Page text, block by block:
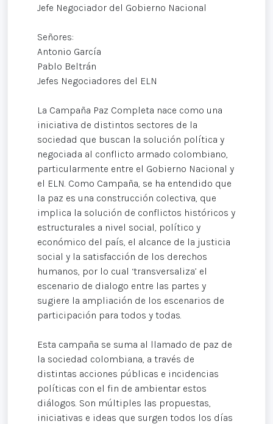
Jefe Negociador del Gobierno Nacional
Señores:
Antonio García
Pablo Beltrán
Jefes Negociadores del ELN
La Campaña Paz Completa nace como una
iniciativa de distintos sectores de la
sociedad que buscan la solución política y
negociada al conflicto armado colombiano,
particularmente entre el Gobierno Nacional y
el ELN. Como Campaña, se ha entendido que
la paz es una construcción colectiva, que
implica la solución de conflictos históricos y
estructurales a nivel social, político y
económico del país, el alcance de la justicia
social y la satisfacción de los derechos
humanos, por lo cual ‘transversaliza’ el
escenario de dialogo entre las partes y
sugiere la ampliación de los escenarios de
participación para todos y todas.
Esta campaña se suma al llamado de paz de
la sociedad colombiana, a través de
distintas acciones públicas e incidencias
políticas con el fin de ambientar estos
diálogos. Son múltiples las propuestas,
iniciativas e ideas que surgen todos los días